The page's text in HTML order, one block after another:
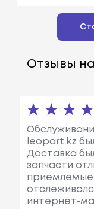
Отзывы
leopart.kz
Доставка
запчасти
приемлемые,
интернет-